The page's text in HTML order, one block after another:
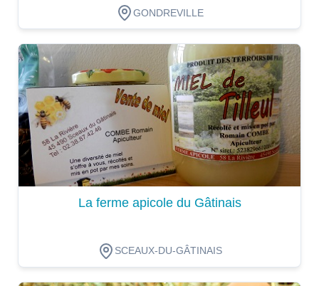
GONDREVILLE
Dégustation
La ferme apicole du Gâtinais
SCEAUX-DU-GÂTINAIS